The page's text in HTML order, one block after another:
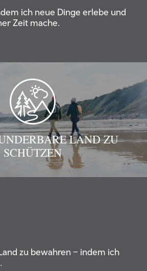
ich neue Dinge erlebe und
Zeit mache.
LAND ZU
SCHÜTZEN
zu bewahren – indem ich